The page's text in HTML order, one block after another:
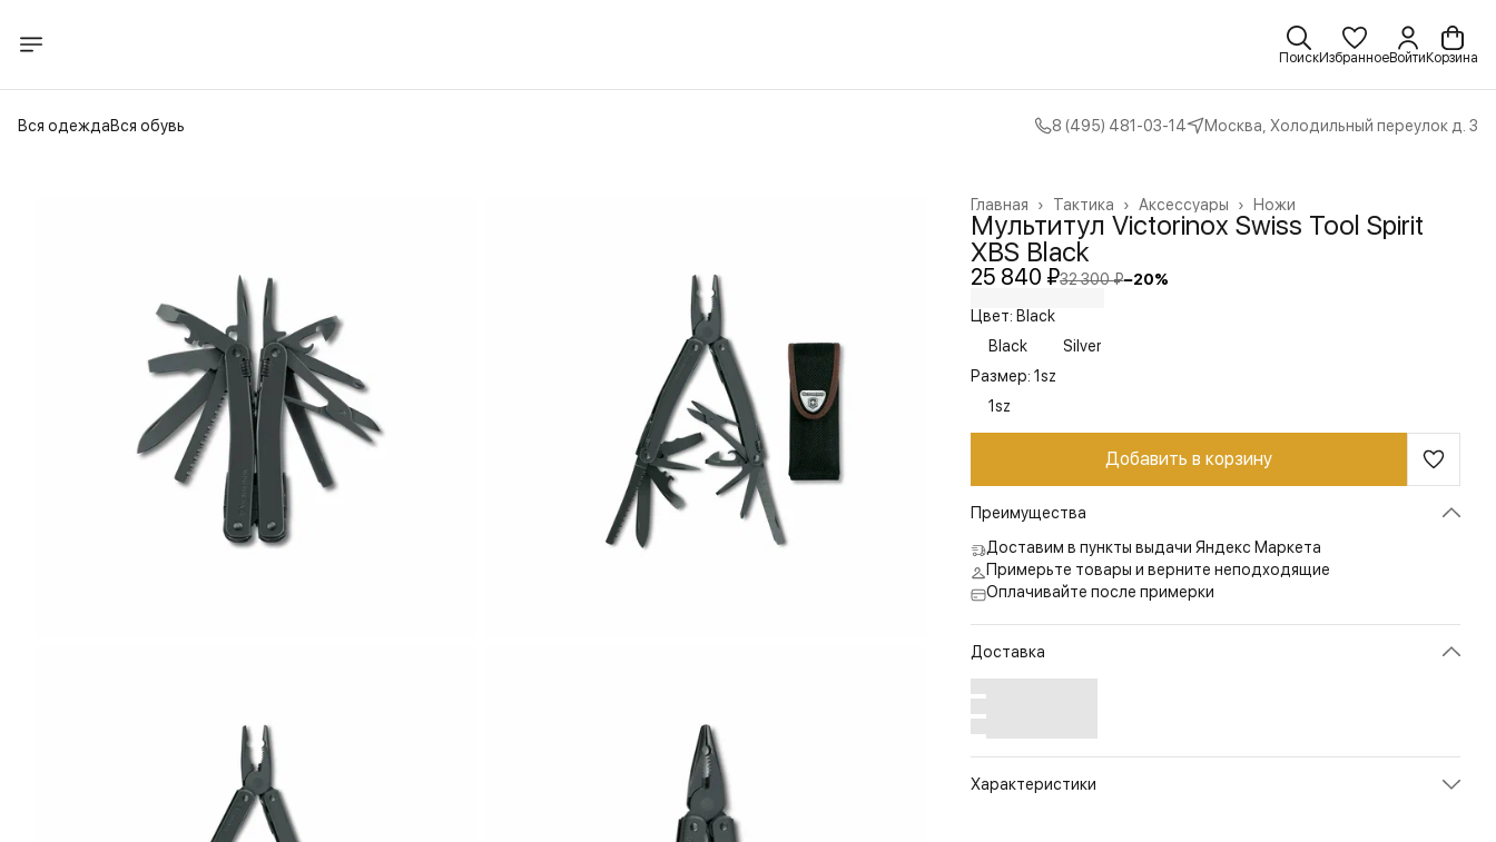
ПоискИзбранноеВойти Корзина
Вся одеждаВся обувь 8 (495) 481-03-14 Москва, Холодильный переулок д. 3
Ножи
Аксессуары ›
Тактика ›
Главная ›
Мультитул Victorinox Swiss Tool Spirit
XBS Black
25 840 ₽32 300 ₽−20%
Цвет: Black
Black
Silver
Размер: 1sz
1sz
Добавить в корзину
Преимущества
Доставим в пункты выдачи Яндекс Маркета
Примерьте товары и верните неподходящие
Оплачивайте после примерки
Доставка
Характеристики